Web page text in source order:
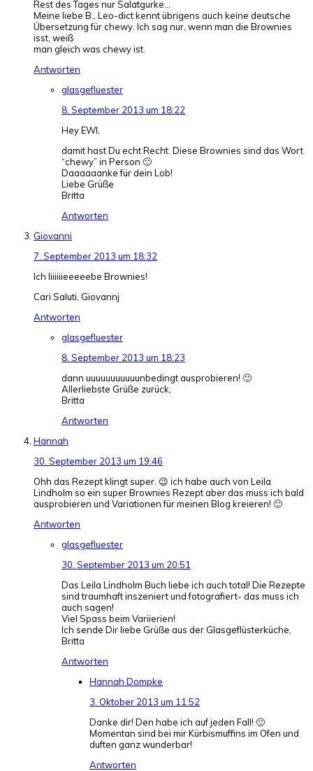
Rest des Tages nur Salatgurke…
Meine liebe B., Leo-dict kennt übrigens auch keine deutsche
Übersetzung für chewy. Ich sag nur, wenn man die Brownies
isst, weiß
man gleich was chewy ist.
Antworten
glasgefluester
8. September 2013 um 18:22
Hey EWI,
damit hast Du echt Recht. Diese Brownies sind das Wort
“chewy” in Person 🙂
Daaaaaanke für dein Lob!
Liebe Grüße
Britta
Antworten
Giovanni
7. September 2013 um 18:32
Ich liiiiiieeeeebe Brownies!
Cari Saluti, Giovannj
Antworten
glasgefluester
8. September 2013 um 18:23
dann uuuuuuuuuuunbedingt ausprobieren! 🙂
Allerliebste Grüße zurück,
Britta
Antworten
Hannah
30. September 2013 um 19:46
Ohh das Rezept klingt super. 😉 ich habe auch von Leila
Lindholm so ein super Brownies Rezept aber das muss ich bald
ausprobieren und Variationen für meinen Blog kreieren! 🙂
Antworten
glasgefluester
30. September 2013 um 20:51
Das Leila Lindholm Buch liebe ich auch total! Die Rezepte
sind traumhaft inszeniert und fotografiert- das muss ich
auch sagen!
Viel Spass beim Variierien!
Ich sende Dir liebe Grüße aus der Glasgeflüsterküche,
Britta
Antworten
Hannah Dompke
3. Oktober 2013 um 11:52
Danke dir! Den habe ich auf jeden Fall! 🙂
Momentan sind bei mir Kürbismuffins im Ofen und
duften ganz wunderbar!
Antworten